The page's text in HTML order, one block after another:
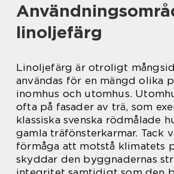
linoljefärg
Linoljefärg är otroligt
användas för en mängd olika
inomhus och utomhus.
ofta på fasader av trä, som
klassiska svenska rödmålade
gamla träfönsterkarmar. Tack
förmåga att motstå klimatets
skyddar den byggnadernas